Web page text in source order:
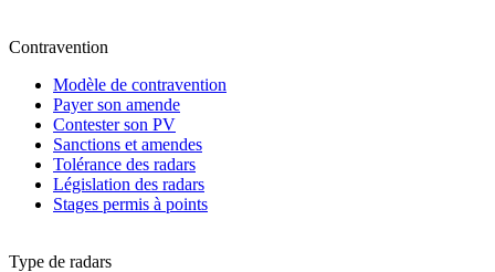
Contravention
Modèle de contravention
Payer son amende
Contester son PV
Sanctions et amendes
Tolérance des radars
Législation des radars
Stages permis à points
Type de radars